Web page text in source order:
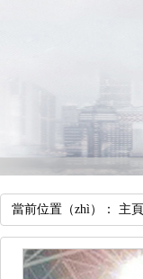
當前位置（zhì）： 主頁